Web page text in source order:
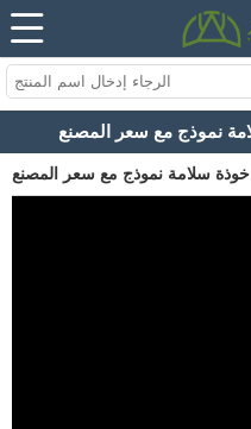
نموذج مع سعر المصنع
خوذة سلامة نموذج مع سعر المصنع